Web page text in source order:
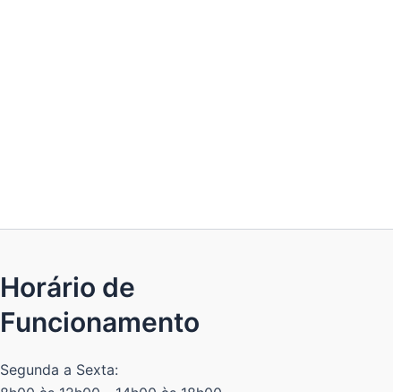
Horário de
Funcionamento
Segunda a Sexta: